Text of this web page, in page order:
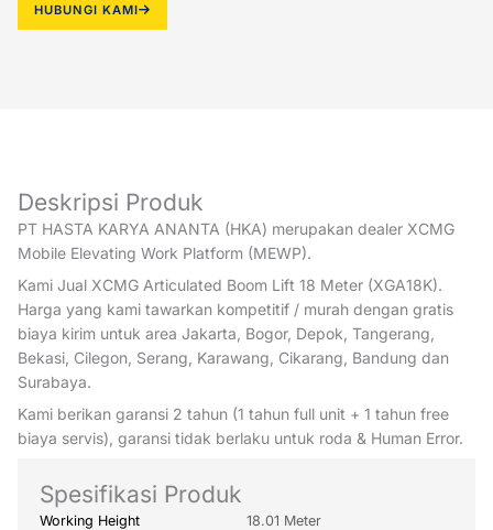
HUBUNGI KAMI
Deskripsi Produk
PT HASTA KARYA ANANTA (HKA) merupakan dealer XCMG
Mobile Elevating Work Platform (MEWP).
Kami Jual XCMG Articulated Boom Lift 18 Meter (XGA18K).
Harga yang kami tawarkan kompetitif / murah dengan gratis
biaya kirim untuk area Jakarta, Bogor, Depok, Tangerang,
Bekasi, Cilegon, Serang, Karawang, Cikarang, Bandung dan
Surabaya.
Kami berikan garansi 2 tahun (1 tahun full unit + 1 tahun free
biaya servis), garansi tidak berlaku untuk roda & Human Error.
Spesifikasi Produk
Working Height 18.01 Meter